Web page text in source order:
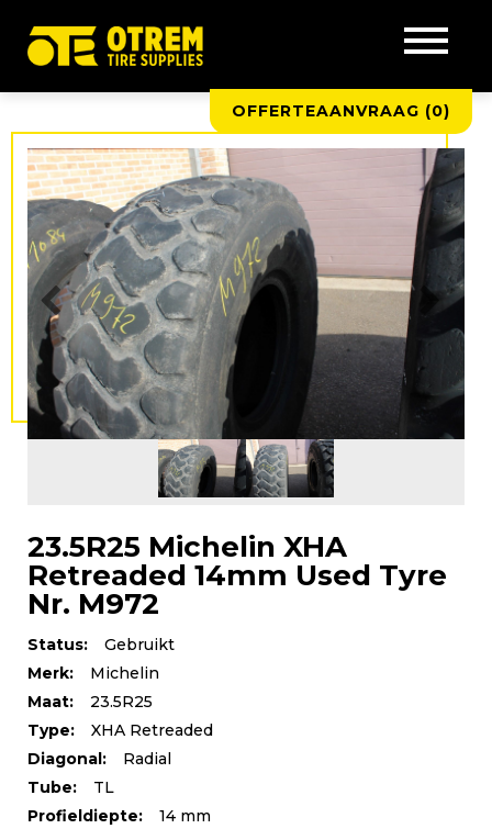
OFFERTEAANVRAAG (0)
23.5R25 Michelin XHA
Retreaded 14mm Used Tyre
Nr. M972
Status:
Gebruikt
Merk:
Michelin
Maat:
23.5R25
Type:
XHA Retreaded
Diagonal:
Radial
Tube:
TL
Profieldiepte:
14 mm